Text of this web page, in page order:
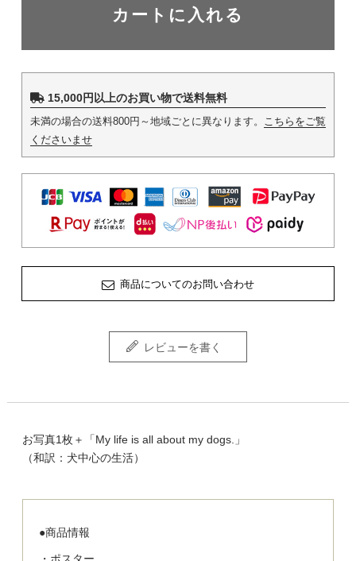
カートに入れる
15,000円以上のお買い物で送料無料
未満の場合の送料800円～地域ごとに異なります。
こちらをご覧
くださいませ
商品についてのお問い合わせ
レビューを書く
お写真1枚＋「My life is all about my dogs.」
（和訳：犬中心の生活）
●商品情報
・ポスター